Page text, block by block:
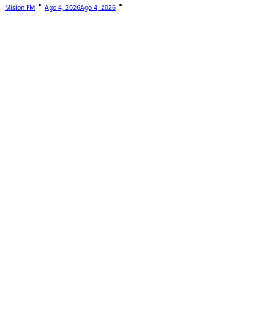
Mision FM Ago 4, 2026Ago 4, 2026